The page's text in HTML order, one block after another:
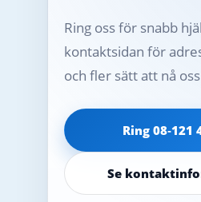
Ring oss för snabb
kontaktsidan för
och fler sätt att nå
Ring 08‑121
Se